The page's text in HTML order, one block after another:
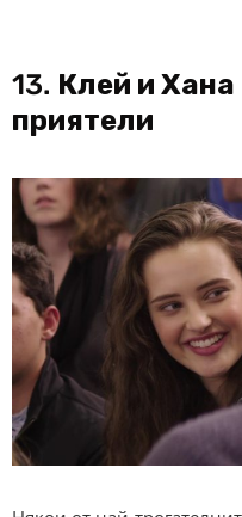
13. Клей и Хана
приятели